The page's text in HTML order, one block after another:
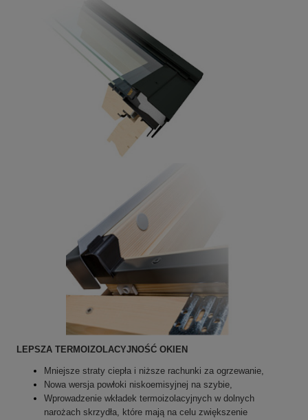
LEPSZA TERMOIZOLACYJNOŚĆ OKIEN
Mniejsze straty ciepła i niższe rachunki za ogrzewanie,
Nowa wersja powłoki niskoemisyjnej na szybie,
Wprowadzenie wkładek termoizolacyjnych w dolnych
narożach skrzydła, które mają na celu zwiększenie